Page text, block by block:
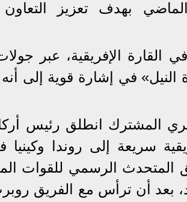
بهدف تعزيز التعاون
القارة الإفريقية، عبر
في إشارة قوية إلى
المشترك انطلق رئيس
سريعة إلى روندا
المتحدث الرسمي للقوات
بعد أن ترأس مع الفريق